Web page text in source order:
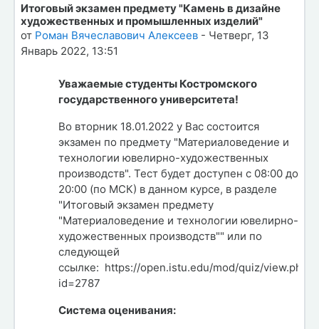
Итоговый экзамен предмету "Камень в дизайне
художественных и промышленных изделий"
от Роман Вячеславович Алексеев - Четверг, 13
Январь 2022, 13:51
Количество ответов: 1
Уважаемые студенты Костромского
государственного университета!
Во вторник 18.01.2022 у Вас состоится
экзамен по предмету "Материаловедение и
технологии ювелирно-художественных
производств". Тест будет доступен с 08:00 до
20:00 (по МСК) в данном курсе, в разделе
"Итоговый экзамен предмету
"Материаловедение и технологии ювелирно-
художественных производств"" или по
следующей
ссылке: https://open.istu.edu/mod/quiz/view.php?
id=2787
Система оценивания: